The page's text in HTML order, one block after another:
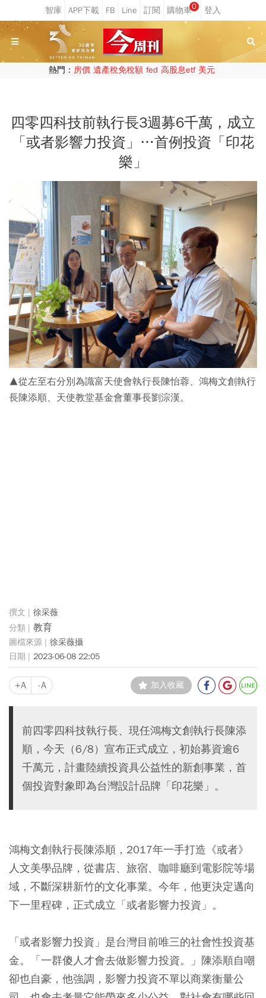
0
熱門： 房價 遺產稅免稅額 fed 高股息etf 美元
四零四科技前執行長3週募6千萬，成立
「或者影響力投資」…首例投資「印花
樂」
▲從左至右分別為識富天使會執行長陳怡蓉、鴻梅文創執行
長陳添順、天使教堂基金會董事長劉淙漢。
徐采薇
教育
徐采薇攝
2023-06-08 22:05
+A -A 加入收藏
前四零四科技執行長、現任鴻梅文創執行長陳添
順，今天（6/8）宣布正式成立，初始募資逾6
千萬元，計畫陸續投資具公益性的新創事業，首
個投資對象即為台灣設計品牌「印花樂」。
鴻梅文創執行長陳添順，2017年一手打造《或者》
人文美學品牌，從書店、旅宿、咖啡廳到電影院等場
域，不斷深耕新竹的文化事業。今年，他更決定邁向
下一里程碑，正式成立「或者影響力投資」。
「或者影響力投資」是台灣目前唯三的社會性投資基
金。「一群傻人才會去做影響力投資。」陳添順自嘲
卻也自豪，他強調，影響力投資不單以商業衡量公